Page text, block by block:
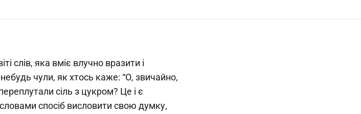
слів, яка вміє влучно вразити і
чули, як хтось каже: “О, звичайно,
сіль з цукром? Це і є
спосіб висловити свою думку,